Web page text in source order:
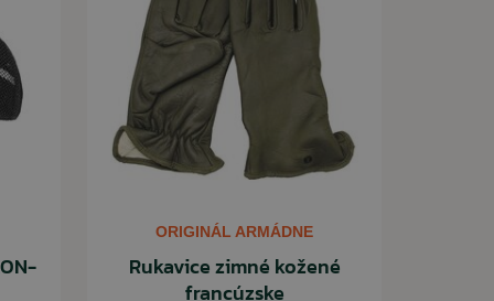
ORIGINÁL ARMÁDNE
Rukavice zimné kožené
francúzske